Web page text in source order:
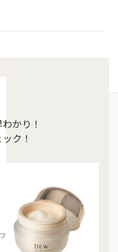
かり！
ク！